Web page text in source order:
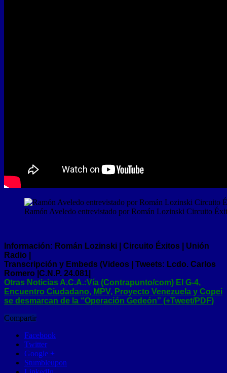
Ramón Aveledo entrevistado por Román Lozinski Circuito
Información: Román Lozinski | Circuito Éxitos | Unión
Radio |
Transcripción y Embeds (Videos | Tweets: Lcdo. Carlos
Romero |C.N.P. 24.081|
Otras Noticias A.C.A.:Vía (Contrapunto/com) El G-4,
Encuentro Ciudadano, MPV, Proyecto Venezuela y Copei
se desmarcan de la “Operación Gedeón” (+Tweet/PDF)
Compartir
Facebook
Twitter
Google +
Stumbleupon